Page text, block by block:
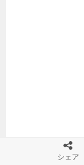
いかにも”中華
シェア